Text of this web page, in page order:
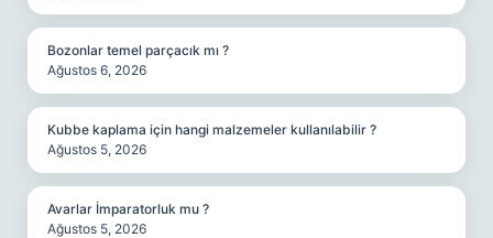
Bozonlar temel parçacık mı ?
Ağustos 6, 2026
Kubbe kaplama için hangi malzemeler kullanılabilir ?
Ağustos 5, 2026
Avarlar İmparatorluk mu ?
Ağustos 5, 2026